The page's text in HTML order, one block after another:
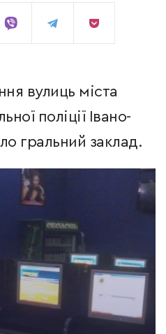
вулиць міста
поліції Івано-
гральний заклад.